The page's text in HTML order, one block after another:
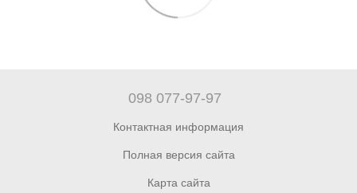
098 077-97-97
Контактная информация
Полная версия сайта
Карта сайта